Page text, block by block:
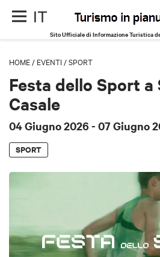
IT
Sito Ufficiale di Informazione Turistica
HOME / EVENTI /SPORT
Festa dello Sport a
Casale
04 Giugno 2026 - 07 Giugno
SPORT